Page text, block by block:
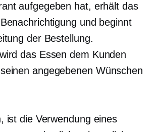
aufgegeben hat, erhält das
und beginnt
der Bestellung.
das Essen dem Kunden
angegebenen Wünschen
ist die Verwendung eines